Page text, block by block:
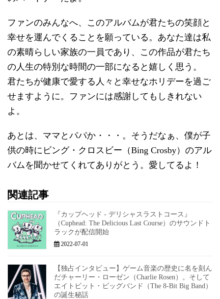
ファンのみんなへ、このアルバムが君たちの笑顔と
幸せを運んでくることを願っている。あなた達は私
の素晴らしい家族の一員であり、この作品が君たち
の人生の特別な時間の一部になると嬉しく思う。
君たちが健康で愛する人々と幸せなホリデーを過ご
せますように。ファンには感謝してもしきれない
よ。
あとは、ママとパパか・・・。そうだなぁ、僕が子
供の時にビング・クロスビー（Bing Crosby）のアル
バムを聞かせてくれてありがとう。愛してるよ！
関連記事
『カップヘッド - デリシャスラストコース』
（Cuphead: The Delicious Last Course）のサウンドト
ラックが配信開始
2022-07-01
【独占インタビュー】ゲーム音楽の歴史に名を刻ん
だチャーリー・ローゼン（Charlie Rosen）。そして
エイトビット・ビッグバンド（The 8-Bit Big Band）
の誕生秘話